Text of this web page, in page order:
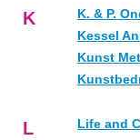
K
K. & P.
Kessel
Kunst
L Life and